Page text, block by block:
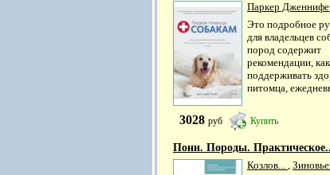
Паркер
Это подробное
для владельцев
пород содержит
рекомендации, как
поддерживать
питомца,
3028 руб Купить
Пони. Породы.
Козлов... ,